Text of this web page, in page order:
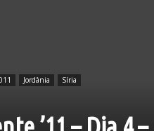
Jordânia Síria